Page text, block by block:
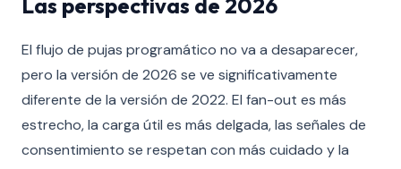
Las perspectivas de 2026
El flujo de pujas programático no va a desaparecer,
pero la versión de 2026 se ve significativamente
diferente de la versión de 2022. El fan-out es más
estrecho, la carga útil es más delgada, las señales de
consentimiento se respetan con más cuidado y la